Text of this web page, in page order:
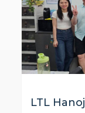
LTL Hanoj